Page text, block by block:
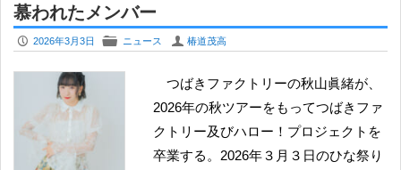
慕われたメンバー
P 2026年3月3日 F ニュース U 椿道茂高
つばきファクトリーの秋山眞緒が、
2026年の秋ツアーをもってつばきファ
クトリー及びハロー！プロジェクトを
卒業する。2026年３月３日のひな祭り